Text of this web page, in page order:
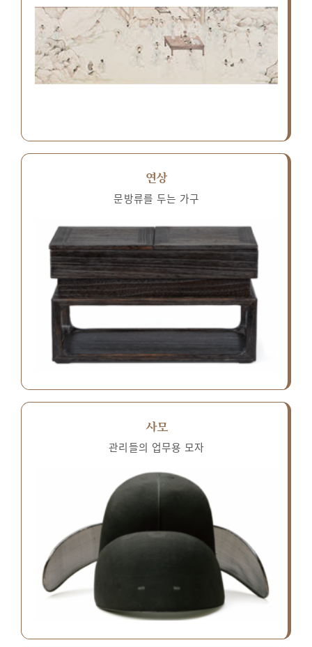
연상
문방류를 두는 가구
사모
관리들의 업무용 모자